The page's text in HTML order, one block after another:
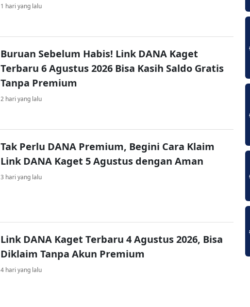
1 hari yang lalu
Buruan Sebelum Habis! Link DANA Kaget
Terbaru 6 Agustus 2026 Bisa Kasih Saldo Gratis
Tanpa Premium
2 hari yang lalu
Tak Perlu DANA Premium, Begini Cara Klaim
Link DANA Kaget 5 Agustus dengan Aman
3 hari yang lalu
Link DANA Kaget Terbaru 4 Agustus 2026, Bisa
Diklaim Tanpa Akun Premium
4 hari yang lalu